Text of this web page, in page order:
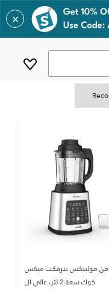
✕
من مولينكس بيرفكت ميكس
كوك سعة 2 لتر، عالي ال